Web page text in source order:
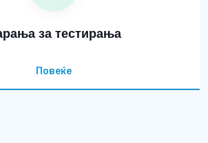
за тестирања
Повеќе